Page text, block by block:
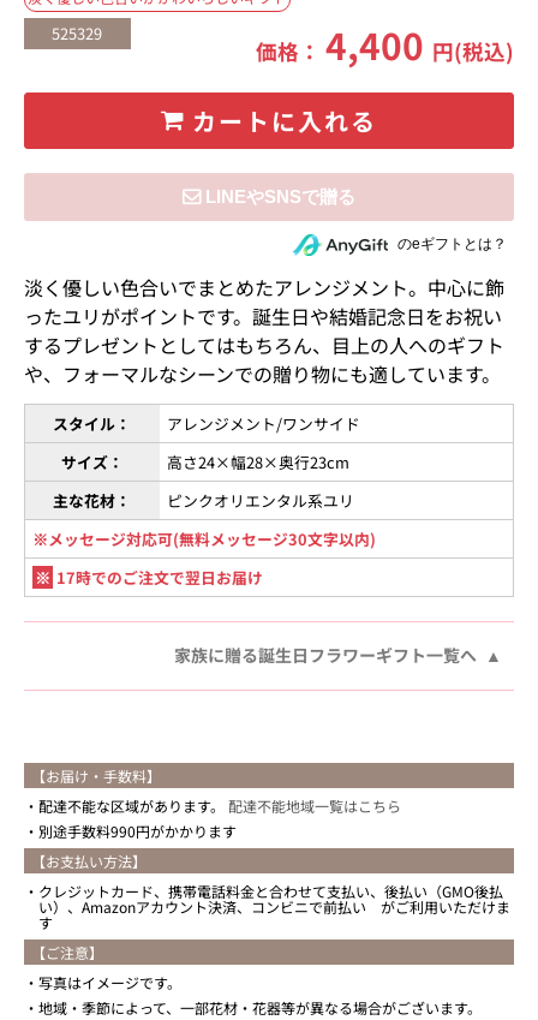
525329
価格：4,400 円(税込)
カートに入れる
住所を知らない相手にeギフトで贈るのeギフトとは？
淡く優しい色合いでまとめたアレンジメント。中心に飾
ったユリがポイントです。誕生日や結婚記念日をお祝い
するプレゼントとしてはもちろん、目上の人へのギフト
や、フォーマルなシーンでの贈り物にも適しています。
スタイル：
アレンジメント/ワンサイド
サイズ：
高さ24×幅28×奥行23cm
主な花材：
ピンクオリエンタル系ユリ
※メッセージ対応可(無料メッセージ30文字以内)
※ 17時でのご注文で翌日お届け
家族に贈る誕生日フラワーギフト一覧へ
【お届け・手数料】
配達不能な区域があります。 配達不能地域一覧はこちら
別途手数料990円がかかります
【お支払い方法】
クレジットカード、携帯電話料金と合わせて支払い、後払い（GMO後払
い）、Amazonアカウント決済、コンビニで前払い がご利用いただけま
す
【ご注意】
写真はイメージです。
地域・季節によって、一部花材・花器等が異なる場合がございます。